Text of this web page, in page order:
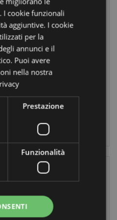
Penna Natalizia -
Animali Dolci
ADORAMALS
disponibile
I cookie funzionali
aggiuntive. I cookie
per la
annunci e il
Puoi avere
nella nostra
Prestazione
Funzionalità